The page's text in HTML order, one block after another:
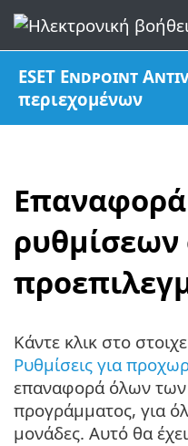
ESET Endpoint
περιεχομένων
ρυθμίσεων
Κάντε κλικ στο
Ρυθμίσεις για
επαναφορά όλων
προγράμματος, για
μονάδες. Αυτό θα